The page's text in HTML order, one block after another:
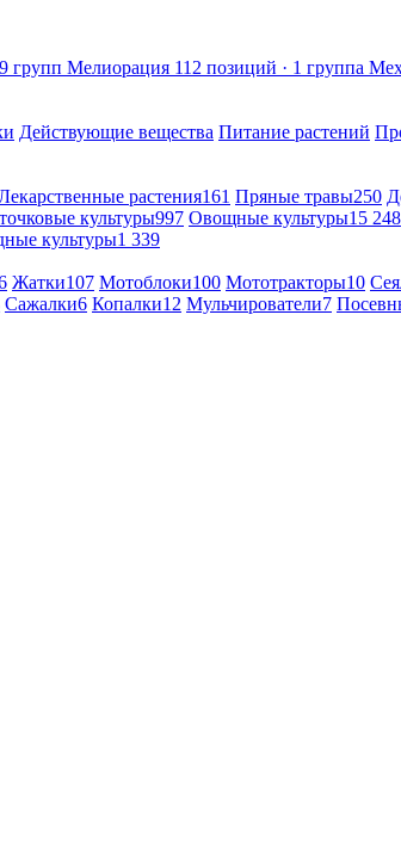
групп Мелиорация 112 позиций · 1 группа
Действующие вещества Питание растений
растения161 Пряные травы250
культуры997 Овощные культуры15 248
культуры1 339
Жатки107 Мотоблоки100 Мототракторы10
Сажалки6 Копалки12 Мульчирователи7